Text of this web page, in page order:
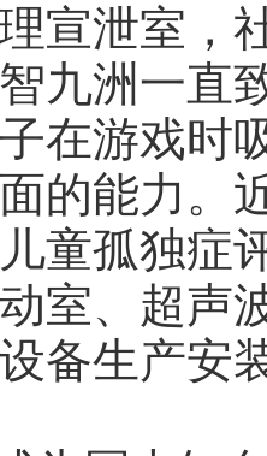
宣泄室，
洲一直致
在游戏时
的能力。
童孤独症
室、超声
备生产安